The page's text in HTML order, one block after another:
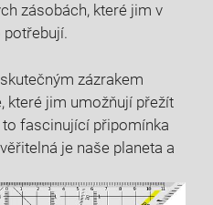
zásobách, které jim v
⁢zázrakem
které⁤ jim umožňují přežít
fascinující připomínka‌
je naše planeta a